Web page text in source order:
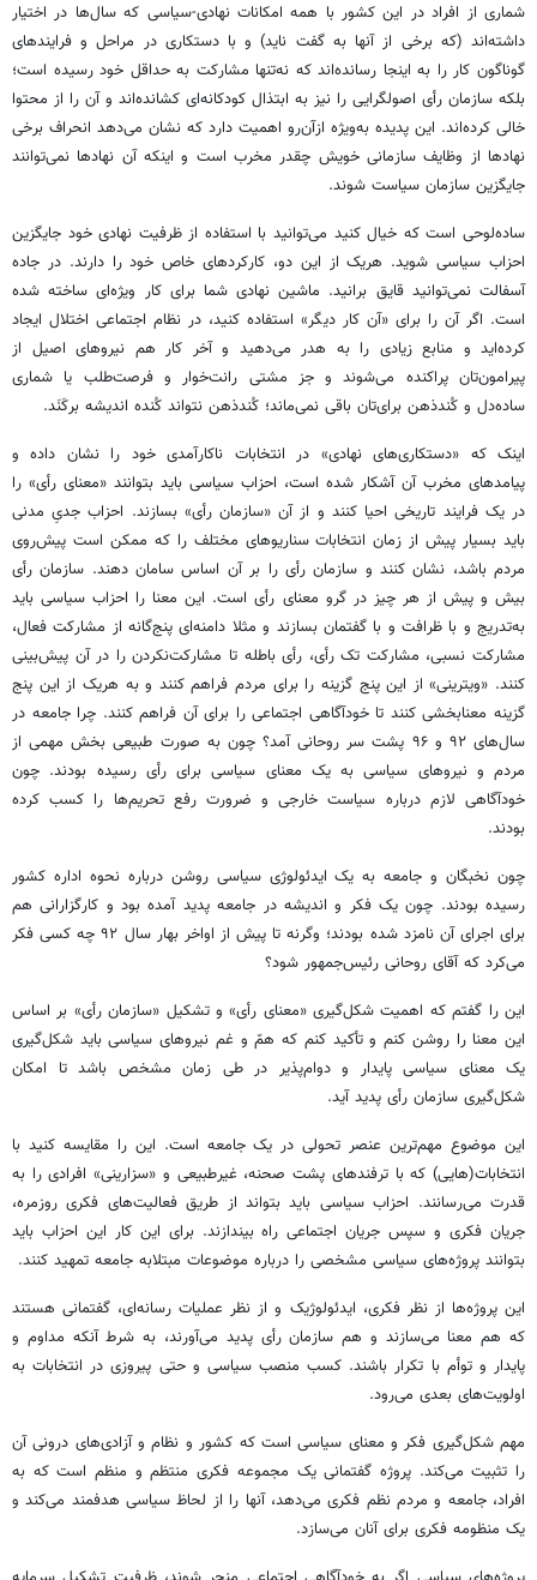
شماری از افراد در این کشور با همه امکانات نهادی-سیاسی که سال‌ها در اختیار
داشته‌اند (که برخی از آنها به گفت ناید) و با دستکاری در مراحل و فرایندهای
گوناگون کار را به اینجا رسانده‌اند که نه‌تنها مشارکت به حداقل خود رسیده است؛
بلکه سازمان رأی اصولگرایی را نیز به ابتذال کودکانه‌ای کشانده‌اند و آن را از محتوا
خالی کرده‌اند. این پدیده به‌ویژه ازآن‌رو اهمیت دارد که نشان می‌دهد انحراف برخی
نهادها از وظایف سازمانی خویش چقدر مخرب است و اینکه آن نهادها نمی‌توانند
جایگزین سازمان سیاست شوند.
ساده‌لوحی است که خیال کنید می‌توانید با استفاده از ظرفیت نهادی خود جایگزین
احزاب سیاسی شوید. هریک از این دو، کارکردهای خاص خود را دارند. در جاده
آسفالت نمی‌توانید قایق برانید. ماشین نهادی شما برای کار ویژه‌ای ساخته شده
است. اگر آن را برای «آن کار دیگر» استفاده کنید، در نظام اجتماعی اختلال ایجاد
کرده‌اید و منابع زیادی را به هدر می‌دهید و آخر کار هم نیروهای اصیل از
پیرامون‌تان پراکنده می‌شوند و جز مشتی رانت‌خوار و فرصت‌طلب یا شماری
ساده‌دل و کُندذهن برای‌تان باقی نمی‌ماند؛ کُندذهن نتواند کُنده اندیشه برکَنَد.
اینک که «دستکاری‌های نهادی» در انتخابات ناکارآمدی خود را نشان داده و
پیامدهای مخرب آن آشکار شده است، احزاب سیاسی باید بتوانند «معنای رأی» را
در یک فرایند تاریخی احیا کنند و از آن «سازمان رأی» بسازند. احزاب جدیِ مدنی
باید بسیار پیش از زمان انتخابات سناریوهای مختلف را که ممکن است پیش‌روی
مردم باشد، نشان کنند و سازمان رأی را بر آن اساس سامان دهند. سازمان رأی
بیش و پیش از هر چیز در گرو معنای رأی است. این معنا را احزاب سیاسی باید
به‌تدریج و با ظرافت و با گفتمان بسازند و مثلا دامنه‌ای پنج‌گانه از مشارکت فعال،
مشارکت نسبی، مشارکت تک رأی، رأی باطله تا مشارکت‌نکردن را در آن پیش‌بینی
کنند. «ویترینی» از این پنج گزینه را برای مردم فراهم کنند و به هریک از این پنج
گزینه معنابخشی کنند تا خودآگاهی اجتماعی را برای آن فراهم کنند. چرا جامعه در
سال‌های ۹۲ و ۹۶ پشت سر روحانی آمد؟ چون به صورت طبیعی بخش مهمی از
مردم و نیروهای سیاسی به یک معنای سیاسی برای رأی رسیده بودند. چون
خودآگاهی لازم درباره سیاست خارجی و ضرورت رفع تحریم‌ها را کسب کرده
بودند.
چون نخبگان و جامعه به یک ایدئولوژی سیاسی روشن درباره نحوه اداره کشور
رسیده بودند. چون یک فکر و اندیشه در جامعه پدید آمده بود و کارگزارانی هم
برای اجرای آن نامزد شده بودند؛ وگرنه تا پیش از اواخر بهار سال ۹۲ چه کسی فکر
می‌کرد که آقای روحانی رئیس‌جمهور شود؟
این را گفتم که اهمیت شکل‌گیری «معنای رأی» و تشکیل «سازمان رأی» بر ‌اساس
این معنا را روشن کنم و تأکید کنم که همّ و غم نیروهای سیاسی باید شکل‌گیری
یک معنای سیاسی پایدار و دوام‌پذیر در طی زمان مشخص باشد تا امکان
شکل‌گیری سازمان رأی پدید آید.
این موضوع مهم‌ترین عنصر تحولی در یک جامعه است. این را مقایسه کنید با
انتخابات(هایی) که با ترفندهای پشت صحنه، غیرطبیعی و «سزارینی» افرادی را به
قدرت می‌رسانند. احزاب سیاسی باید بتواند از طریق فعالیت‌های فکری روزمره،
جریان فکری و سپس جریان اجتماعی راه بیندازند. برای این کار این احزاب باید
بتوانند پروژه‌های سیاسی مشخصی را درباره موضوعات مبتلابه جامعه تمهید کنند.
این پروژه‌ها از نظر فکری، ایدئولوژیک و از نظر عملیات رسانه‌ای، گفتمانی هستند
که هم معنا می‌سازند و هم سازمان رأی پدید می‌آورند، به شرط آنکه مداوم و
پایدار و توأم با تکرار باشند. کسب منصب سیاسی و حتی پیروزی در انتخابات به
اولویت‌های بعدی می‌رود.
مهم شکل‌گیری فکر و معنای سیاسی است که کشور و نظام و آزادی‌های درونی آن
را تثبیت می‌کند. پروژه گفتمانی یک مجموعه فکری منتظم و منظم است که به
افراد، جامعه و مردم نظم فکری می‌دهد، آنها را از لحاظ سیاسی هدفمند می‌کند و
یک منظومه فکری برای آنان می‌سازد.